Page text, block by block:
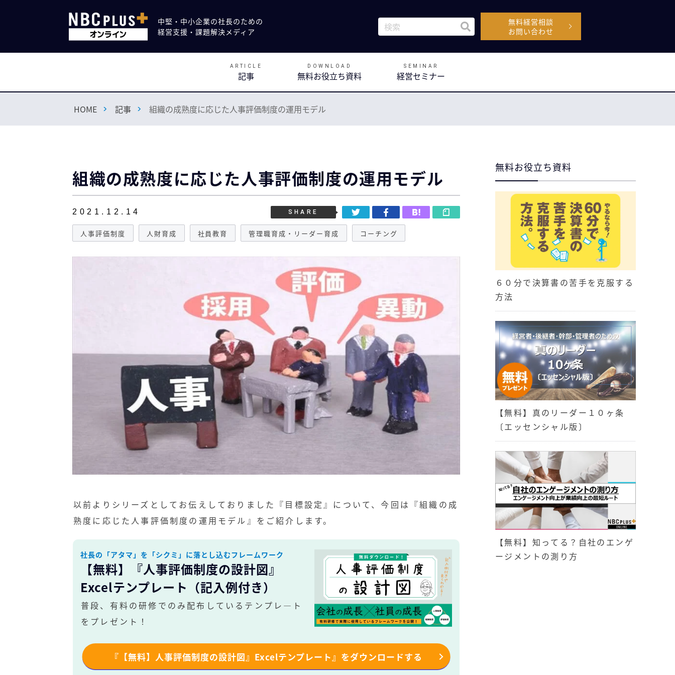
中堅・中小企業の社長のための
経営支援・課題解決メディア
これは、自動候補機能付きの検索フィールドです。
検索フィールドが空なので、候補はありません。
無料経営相談
お問い合わせ
ARTICLE
記事
DOWNLOAD
無料お役立ち資料
SEMINAR
経営セミナー
HOME 記事 組織の成熟度に応じた人事評価制度の運用モデル
組織の成熟度に応じた人事評価制度の運用モデル
2021.12.14
人事評価制度 人財育成 社員教育 管理職育成・リーダー育成 コーチング
SHARE
以前よりシリーズとしてお伝えしておりました『目標設定』について、今回は『組織の成
熟度に応じた人事評価制度の運用モデル』をご紹介します。
社長の「アタマ」を「シクミ」に落とし込むフレームワーク
【無料】『人事評価制度の設計図』
Excelテンプレート（記入例付き）
普段、有料の研修でのみ配布しているテンプレ―ト
をプレゼント！
『【無料】人事評価制度の設計図』Excelテンプレート』をダウンロードする
無料お役立ち資料
６０分で決算書の苦手を克服する
方法
【無料】真のリーダー１０ヶ条
〔エッセンシャル版〕
【無料】知ってる？自社のエンゲ
ージメントの測り方